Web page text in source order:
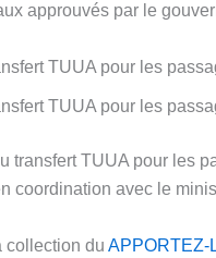
approuvés par le
TUUA pour les
TUUA pour les
transfert TUUA pour les
coordination avec le
collection du APPORTEZ-